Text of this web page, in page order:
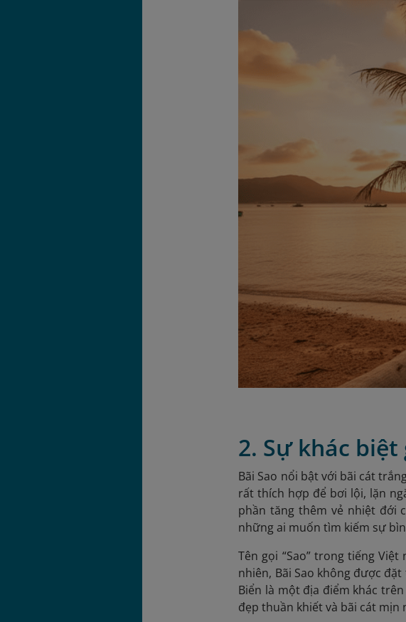
2. Sự khác biệt
Bãi Sao nổi bật với bãi cát
rất thích hợp để bơi lội, lặn
phần tăng thêm vẻ nhiệt đới
những ai muốn tìm kiếm sự
Tên gọi “Sao” trong tiếng
nhiên, Bãi Sao không được
Biển là một địa điểm khác
đẹp thuần khiết và bãi cát mịn